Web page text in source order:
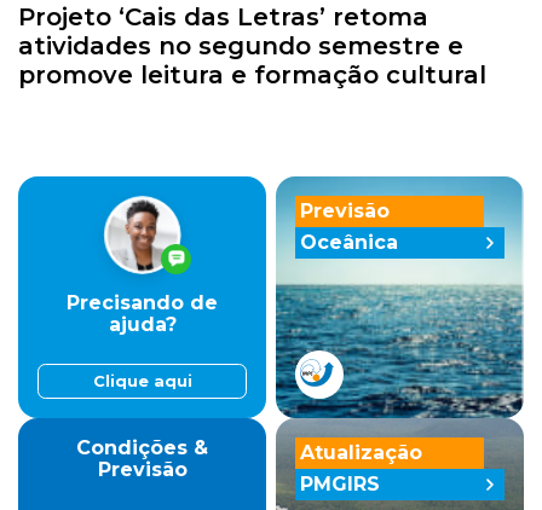
Projeto ‘Cais das Letras’ retoma
atividades no segundo semestre e
promove leitura e formação cultural
Previsão
Oceânica
Precisando de
ajuda?
Clique aqui
Condições &
Previsão
Atualização
PMGIRS